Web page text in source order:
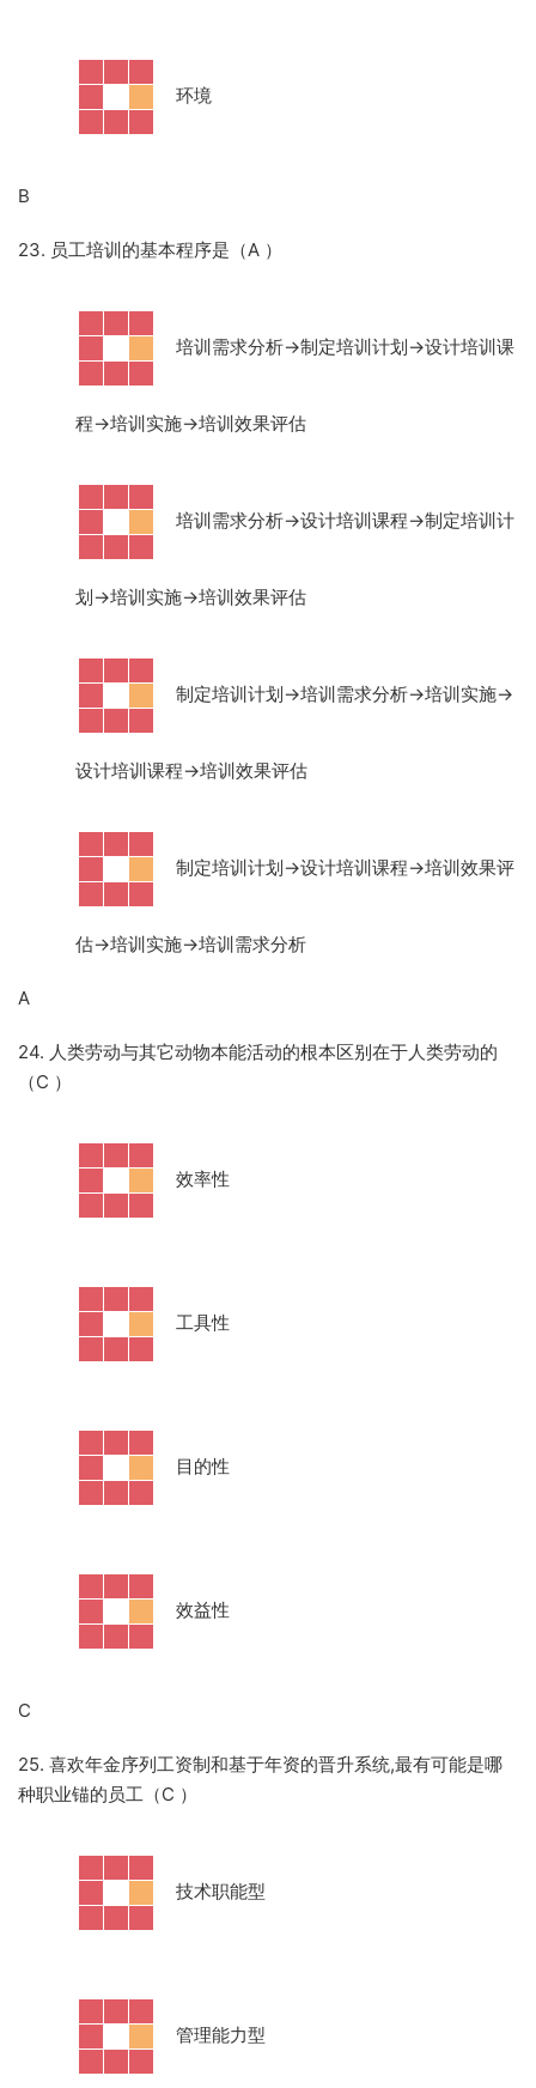
环境
B
23. 员工培训的基本程序是（A ）
培训需求分析→制定培训计划→设计培训课
程→培训实施→培训效果评估
培训需求分析→设计培训课程→制定培训计
划→培训实施→培训效果评估
制定培训计划→培训需求分析→培训实施→
设计培训课程→培训效果评估
制定培训计划→设计培训课程→培训效果评
估→培训实施→培训需求分析
A
24. 人类劳动与其它动物本能活动的根本区别在于人类劳动的
（C ）
效率性
工具性
目的性
效益性
C
25. 喜欢年金序列工资制和基于年资的晋升系统,最有可能是哪
种职业锚的员工（C ）
技术职能型
管理能力型